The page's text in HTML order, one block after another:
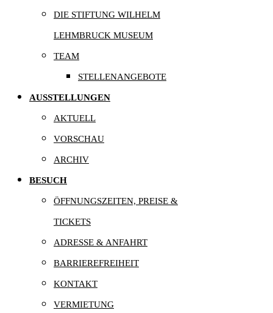
DIE STIFTUNG WILHELM
LEHMBRUCK MUSEUM
TEAM
STELLENANGEBOTE
AUSSTELLUNGEN
AKTUELL
VORSCHAU
ARCHIV
BESUCH
ÖFFNUNGSZEITEN, PREISE &
TICKETS
ADRESSE & ANFAHRT
BARRIEREFREIHEIT
KONTAKT
VERMIETUNG